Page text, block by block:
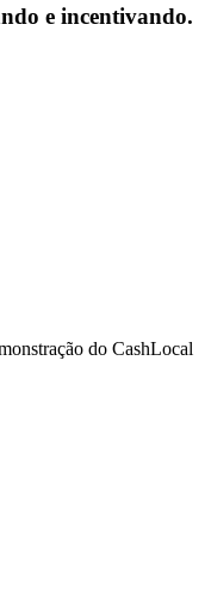
e incentivando.
do CashLocal